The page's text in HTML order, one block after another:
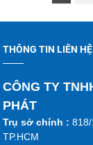
THÔNG TIN LIÊN HỆ
CÔNG TY
PHÁT
Trụ sở chính :
TP.HCM